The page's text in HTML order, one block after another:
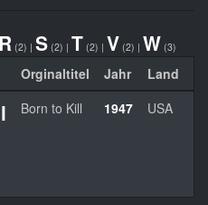
R (2) | S (2) | T (2) | V (2) | W (3)
Orginaltitel Jahr Land
Born to Kill 1947 USA